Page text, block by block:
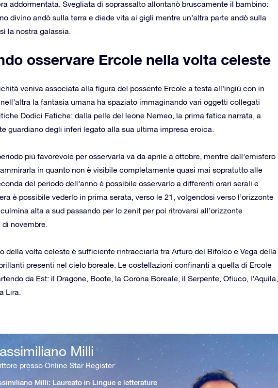
addormentata. Svegliata di soprassalto allontanò bruscamente il bambino:
divino andò sulla terra e diede vita ai gigli mentre un’altra parte andò sulla
la nostra galassia.
osservare Ercole nella volta celeste
veniva associata alla figura del possente Ercole a testa all’ingiù con in
la fantasia umana ha spaziato immaginando vari oggetti collegati
Dodici Fatiche: dalla pelle del leone Nemeo, la prima fatica narrata, a
guardiano degli inferi legato alla sua ultima impresa eroica.
più favorevole per osservarla va da aprile a ottobre, mentre dall’emisfero
in quanto non è visibile completamente quasi mai sopratutto alle
del periodo dell’anno è possibile osservarlo a differenti orari serali e
è possibile vederlo in prima serata, verso le 21, volgendosi verso l’orizzonte
alta a sud passando per lo zenit per poi ritrovarsi all’orizzonte
novembre.
della volta celeste è sufficiente rintracciarla tra Arturo del Bifolco e Vega della
presenti nel cielo boreale. Le costellazioni confinanti a quella di Ercole
da Est: il Dragone, Boote, la Corona Boreale, il Serpente, Ofiuco, l’Aquila,
Lira.
Milli
presso Online Star Register
Milli: Laureato in Lingue e letterature